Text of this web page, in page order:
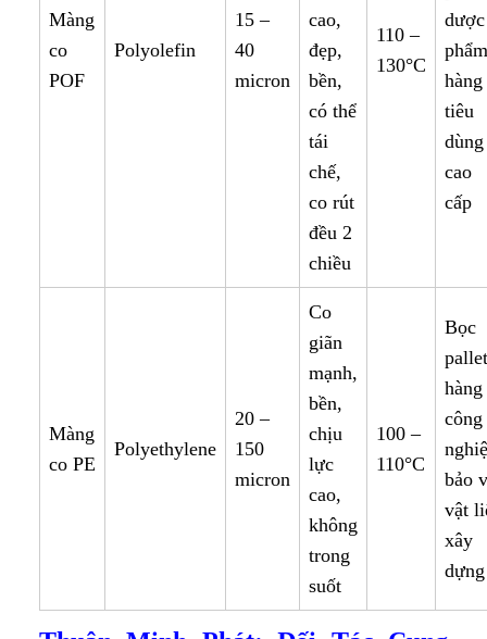
Màng
co
POF
Polyolefin
15 –
40
micron
cao,
đẹp,
bền,
có thể
tái
chế,
co rút
đều 2
chiều
110 –
130°C
dược
hàng
tiêu
dùng
cao
cấp
Màng
co PE
Polyethylene
20 –
150
micron
Co
giãn
mạnh,
bền,
chịu
lực
cao,
không
trong
suốt
100 –
110°C
Bọc
pallet
hàng
công
bảo
vật
xây
dựng